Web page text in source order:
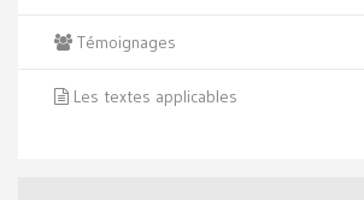
Témoignages
Les textes applicables